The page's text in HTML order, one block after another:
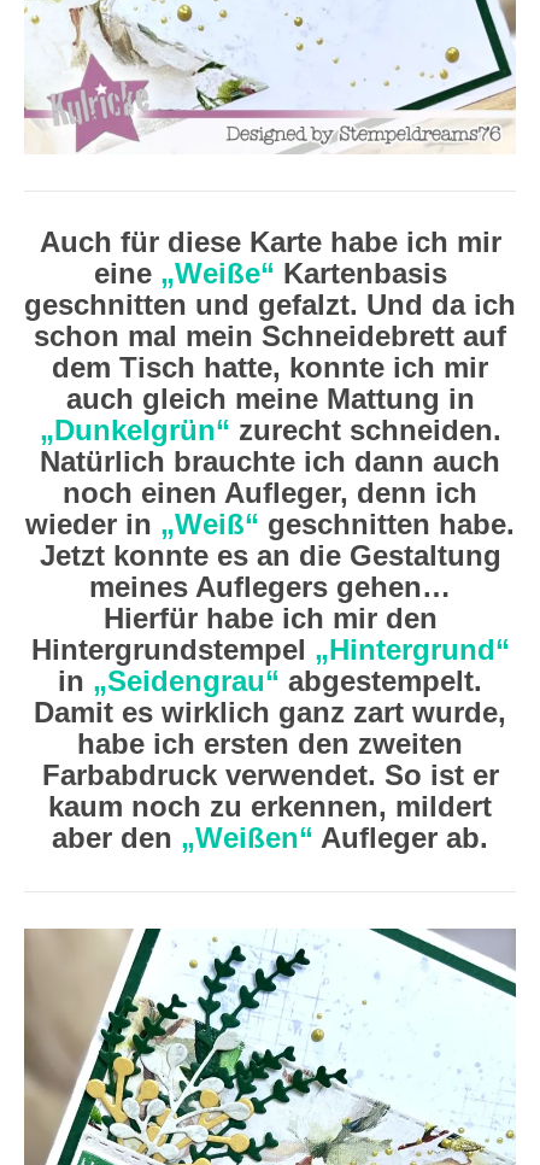
Auch für diese Karte habe ich mir
eine „Weiße“ Kartenbasis
geschnitten und gefalzt. Und da ich
schon mal mein Schneidebrett auf
dem Tisch hatte, konnte ich mir
auch gleich meine Mattung in
„Dunkelgrün“ zurecht schneiden.
Natürlich brauchte ich dann auch
noch einen Aufleger, denn ich
wieder in „Weiß“ geschnitten habe.
Jetzt konnte es an die Gestaltung
meines Auflegers gehen…
Hierfür habe ich mir den
Hintergrundstempel „Hintergrund“
in „Seidengrau“ abgestempelt.
Damit es wirklich ganz zart wurde,
habe ich ersten den zweiten
Farbabdruck verwendet. So ist er
kaum noch zu erkennen, mildert
aber den „Weißen“ Aufleger ab.